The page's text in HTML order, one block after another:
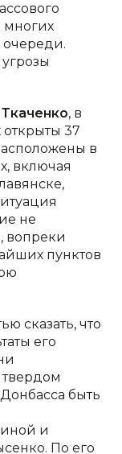
многих
очереди.
, в
37
в
включая
не
вопреки
пунктов
сказать, что
его
твердом
быть
и
По его